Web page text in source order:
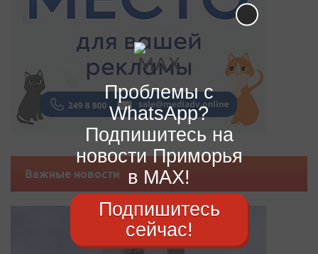
Важные новости
Проблемы с
WhatsApp?
Подпишитесь на
новости Приморья
в MAX!
Подпишитесь
сейчас!